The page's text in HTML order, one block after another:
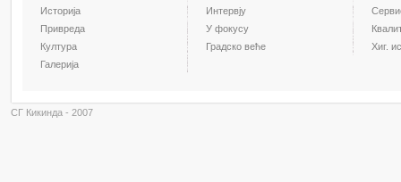
Историја
Привреда
Култура
Галерија
Интервју
У фокусу
Градско веће
Хиг.
СГ Кикинда - 2007